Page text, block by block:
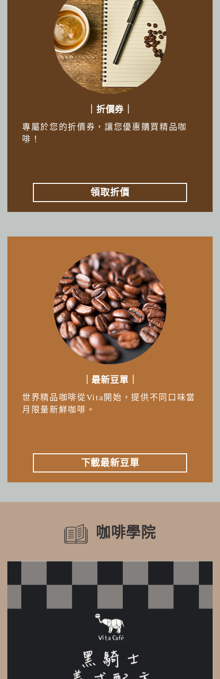
｜折價券｜
專屬於您的折價券，讓您優惠購買精品咖
啡！
領取折價
｜最新豆單｜
世界精品咖啡從Vita開始，提供不同口味當
月限量新鮮咖啡。
下載最新豆單
咖啡學院